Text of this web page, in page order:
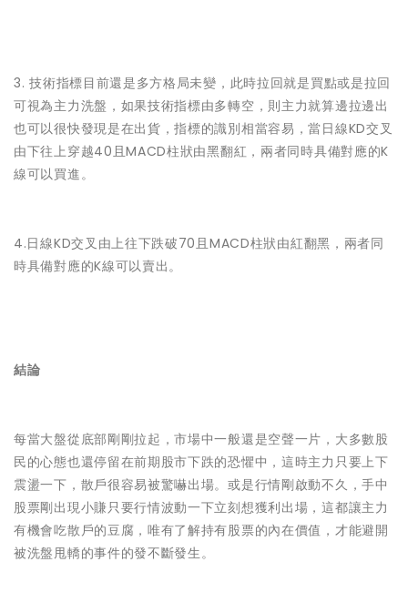
3. 技術指標目前還是多方格局未變，此時拉回就是買點或是拉回
可視為主力洗盤，如果技術指標由多轉空，則主力就算邊拉邊出
也可以很快發現是在出貨，指標的識別相當容易，當日線KD交叉
由下往上穿越40且MACD柱狀由黑翻紅，兩者同時具備對應的K
線可以買進。
4.日線KD交叉由上往下跌破70且MACD柱狀由紅翻黑，兩者同
時具備對應的K線可以賣出。
結論
每當大盤從底部剛剛拉起，市場中一般還是空聲一片，大多數股
民的心態也還停留在前期股市下跌的恐懼中，這時主力只要上下
震盪一下，散戶很容易被驚嚇出場。或是行情剛啟動不久，手中
股票剛出現小賺只要行情波動一下立刻想獲利出場，這都讓主力
有機會吃散戶的豆腐，唯有了解持有股票的內在價值，才能避開
被洗盤甩轎的事件的發不斷發生。